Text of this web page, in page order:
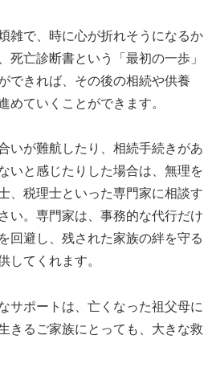
雑で、時に心が折れそうになるか
死亡診断書という「最初の一歩」
できれば、その後の相続や供養
めていくことができます。
いが難航したり、相続手続きがあ
いと感じたりした場合は、無理を
、税理士といった専門家に相談す
い。専門家は、事務的な代行だけ
回避し、残された家族の絆を守る
してくれます。
サポートは、亡くなった祖父母に
きるご家族にとっても、大きな救